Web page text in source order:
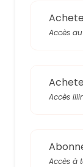
Accès
Accès
Accès à